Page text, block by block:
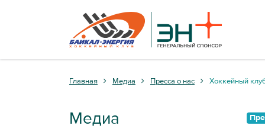
Главная Медиа Пресса о нас Хоккейный
Медиа